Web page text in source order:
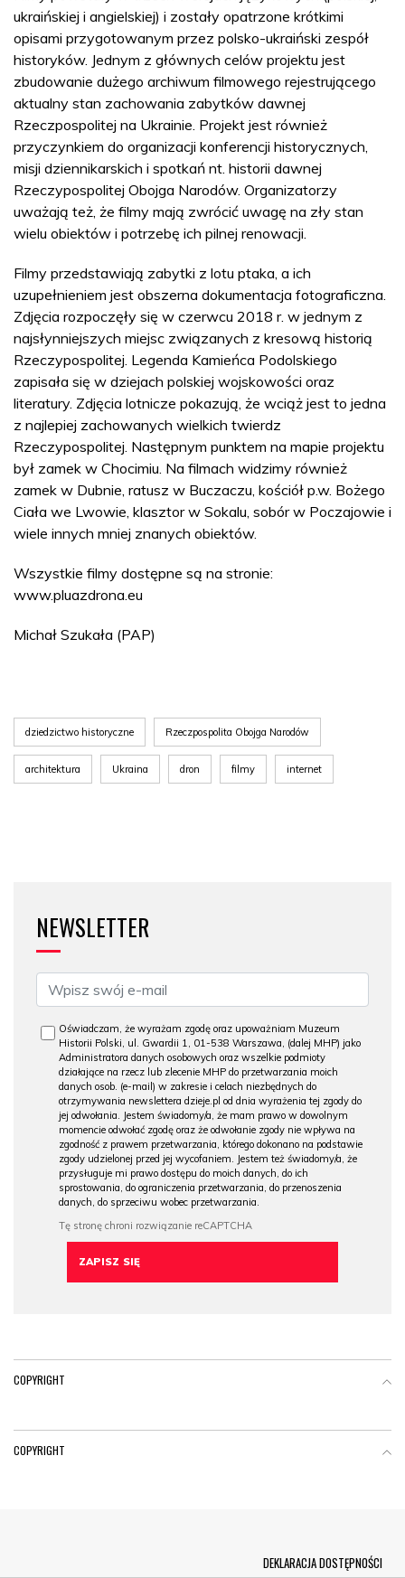
ukraińskiej i angielskiej) i zostały opatrzone krótkimi
opisami przygotowanym przez polsko-ukraiński zespół
historyków. Jednym z głównych celów projektu jest
zbudowanie dużego archiwum filmowego rejestrującego
aktualny stan zachowania zabytków dawnej
Rzeczpospolitej na Ukrainie. Projekt jest również
przyczynkiem do organizacji konferencji historycznych,
misji dziennikarskich i spotkań nt. historii dawnej
Rzeczypospolitej Obojga Narodów. Organizatorzy
uważają też, że filmy mają zwrócić uwagę na zły stan
wielu obiektów i potrzebę ich pilnej renowacji.
Filmy przedstawiają zabytki z lotu ptaka, a ich
uzupełnieniem jest obszerna dokumentacja fotograficzna.
Zdjęcia rozpoczęły się w czerwcu 2018 r. w jednym z
najsłynniejszych miejsc związanych z kresową historią
Rzeczypospolitej. Legenda Kamieńca Podolskiego
zapisała się w dziejach polskiej wojskowości oraz
literatury. Zdjęcia lotnicze pokazują, że wciąż jest to jedna
z najlepiej zachowanych wielkich twierdz
Rzeczypospolitej. Następnym punktem na mapie projektu
był zamek w Chocimiu. Na filmach widzimy również
zamek w Dubnie, ratusz w Buczaczu, kościół p.w. Bożego
Ciała we Lwowie, klasztor w Sokalu, sobór w Poczajowie i
wiele innych mniej znanych obiektów.
Wszystkie filmy dostępne są na stronie:
www.pluazdrona.eu
Michał Szukała (PAP)
dziedzictwo historyczne Rzeczpospolita Obojga Narodów
architektura Ukraina dron filmy internet
NEWSLETTER
Oświadczam, że wyrażam zgodę oraz upoważniam Muzeum
Historii Polski, ul. Gwardii 1, 01-538 Warszawa, (dalej MHP) jako
Administratora danych osobowych oraz wszelkie podmioty
działające na rzecz lub zlecenie MHP do przetwarzania moich
danych osob. (e-mail) w zakresie i celach niezbędnych do
otrzymywania newslettera dzieje.pl od dnia wyrażenia tej zgody do
jej odwołania. Jestem świadomy/a, że mam prawo w dowolnym
momencie odwołać zgodę oraz że odwołanie zgody nie wpływa na
zgodność z prawem przetwarzania, którego dokonano na podstawie
zgody udzielonej przed jej wycofaniem. Jestem też świadomy/a, że
przysługuje mi prawo dostępu do moich danych, do ich
sprostowania, do ograniczenia przetwarzania, do przenoszenia
danych, do sprzeciwu wobec przetwarzania.
COPYRIGHT
COPYRIGHT
DEKLARACJA DOSTĘPNOŚCI